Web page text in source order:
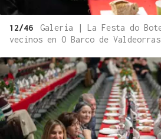
12/46
Galería | La Festa do
vecinos en O Barco de Valdeorras